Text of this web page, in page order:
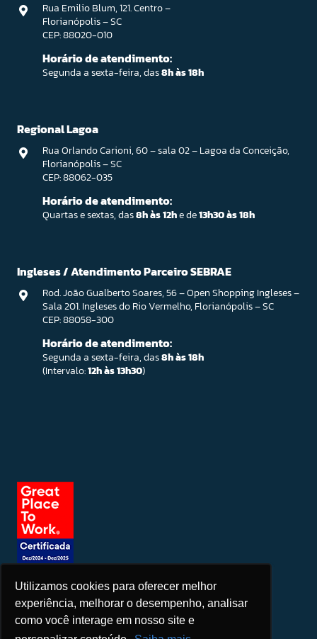
Utilizamos cookies para oferecer melhor
experiência, melhorar o desempenho, analisar
como você interage em nosso site e
Rua Emilio Blum, 121. Centro –
Florianópolis – SC
CEP: 88020-010
Horário de atendimento:
Segunda a sexta-feira, das8h às 18h
Regional Lagoa
Rua Orlando Carioni, 60 – sala 02 – Lagoa da Conceição,
Florianópolis – SC
CEP: 88062-035
Horário de atendimento:
Quartas e sextas, das8h às 12he de13h30 às 18h
Ingleses / Atendimento Parceiro SEBRAE
Rod. João Gualberto Soares, 56 – Open Shopping Ingleses –
Sala 201. Ingleses do Rio Vermelho, Florianópolis – SC
CEP: 88058-300
Horário de atendimento:
Segunda a sexta-feira, das8h às 18h
(Intervalo:12h às 13h30)
Seja um patrocinador